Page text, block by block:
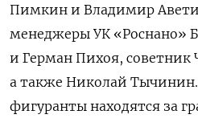
Пимкин и Владимир
менеджеры УК «Роснано»
и Герман Пихоя, советник
а также Николай
фигуранты находятся за